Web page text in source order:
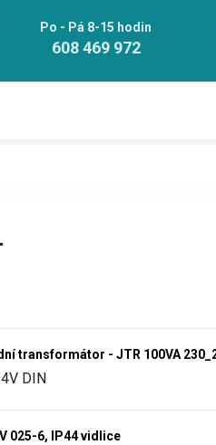
Po - Pá 8-15 hodin
608 469 972
transformátor - JTR 100VA
DIN
025-6, IP44 vidlice